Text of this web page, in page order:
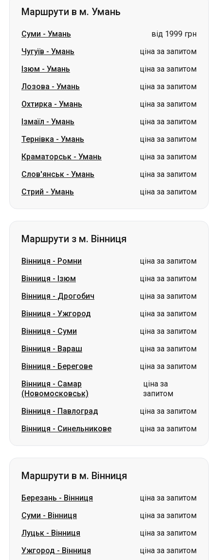
Маршрути в м. Умань
Суми - Умань
від 1999 грн
Чугуїв - Умань
ціна за запитом
Ізюм - Умань
ціна за запитом
Лозова - Умань
ціна за запитом
Охтирка - Умань
ціна за запитом
Ізмаїл - Умань
ціна за запитом
Тернівка - Умань
ціна за запитом
Краматорськ - Умань
ціна за запитом
Слов'янськ - Умань
ціна за запитом
Стрий - Умань ціна за запитом
Маршрути з м. Вінниця
Вінниця - Ромни
ціна за запитом
Вінниця - Ізюм
ціна за запитом
Вінниця - Дрогобич
ціна за запитом
Вінниця - Ужгород
ціна за запитом
Вінниця - Суми
ціна за запитом
Вінниця - Вараш
ціна за запитом
Вінниця - Берегове
ціна за запитом
Вінниця - Самар
(Новомосковськ)
ціна за
запитом
Вінниця - Павлоград
ціна за запитом
Вінниця - Синельникове ціна за запитом
Маршрути в м. Вінниця
Березань - Вінниця
ціна за запитом
Суми - Вінниця
ціна за запитом
Луцьк - Вінниця
ціна за запитом
Ужгород - Вінниця
ціна за запитом